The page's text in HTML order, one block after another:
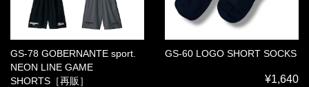
GS-78 GOBERNANTE sport.
NEON LINE GAME
SHORTS［再販］
GS-60 LOGO SHORT SOCKS
¥1,640